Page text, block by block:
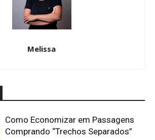
Melissa
Como Economizar em Passagens
Comprando “Trechos Separados”